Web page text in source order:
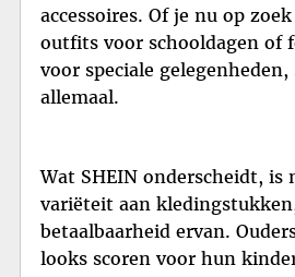
accessoires. Of je nu op
outfits voor schooldagen of
voor speciale
allemaal.
Wat SHEIN onderscheidt, is
variëteit aan
betaalbaarheid ervan.
looks scoren voor hun